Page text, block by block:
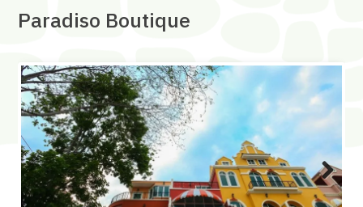
Paradiso Boutique
Next